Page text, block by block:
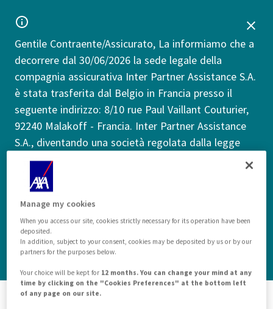
Gentile Contraente/Assicurato, La informiamo che a
decorrere dal 30/06/2026 la sede legale della
compagnia assicurativa Inter Partner Assistance S.A.
è stata trasferita dal Belgio in Francia presso il
seguente indirizzo: 8/10 rue Paul Vaillant Couturier,
92240 Malakoff - Francia. Inter Partner Assistance
S.A., diventando una società regolata dalla legge
francese, è soggetta alla supervisione assicurativa
dell'Autorité de Contrôle Prudentiel et de Résolution
("ACPR") francese. Tale trasferimento non comporta
alcun impatto nei Suoi confronti. I dati di contatto
in Suo possesso - inclusi i numeri di telefono - per
richieste di informazioni, denuncia sinistri o invio
reclami rimangono invariati.
Manage my cookies
When you access our site, cookies strictly necessary for its operation have been
deposited.
In addition, subject to your consent, cookies may be deposited by us or by our
partners for the purposes below.
Your choice will be kept for 12 months. You can change your mind at any
time by clicking on the "Cookies Preferences" at the bottom left
of any page on our site.